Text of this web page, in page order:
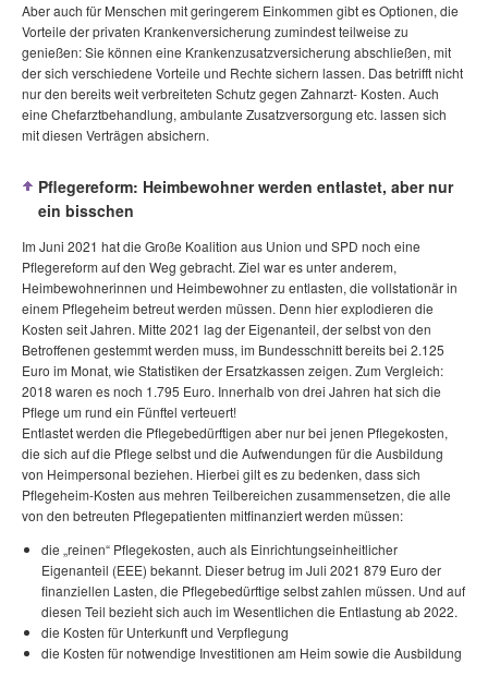
Aber auch für Menschen mit geringerem Einkommen gibt es Optionen, die
Vorteile der privaten Krankenversicherung zumindest teilweise zu
genießen: Sie können eine Krankenzusatzversicherung abschließen, mit
der sich verschiedene Vorteile und Rechte sichern lassen. Das betrifft nicht
nur den bereits weit verbreiteten Schutz gegen Zahnarzt- Kosten. Auch
eine Chefarztbehandlung, ambulante Zusatzversorgung etc. lassen sich
mit diesen Verträgen absichern.
Pflegereform: Heimbewohner werden entlastet, aber nur
ein bisschen
Im Juni 2021 hat die Große Koalition aus Union und SPD noch eine
Pflegereform auf den Weg gebracht. Ziel war es unter anderem,
Heimbewohnerinnen und Heimbewohner zu entlasten, die vollstationär in
einem Pflegeheim betreut werden müssen. Denn hier explodieren die
Kosten seit Jahren. Mitte 2021 lag der Eigenanteil, der selbst von den
Betroffenen gestemmt werden muss, im Bundesschnitt bereits bei 2.125
Euro im Monat, wie Statistiken der Ersatzkassen zeigen. Zum Vergleich:
2018 waren es noch 1.795 Euro. Innerhalb von drei Jahren hat sich die
Pflege um rund ein Fünftel verteuert!
Entlastet werden die Pflegebedürftigen aber nur bei jenen Pflegekosten,
die sich auf die Pflege selbst und die Aufwendungen für die Ausbildung
von Heimpersonal beziehen. Hierbei gilt es zu bedenken, dass sich
Pflegeheim-Kosten aus mehren Teilbereichen zusammensetzen, die alle
von den betreuten Pflegepatienten mitfinanziert werden müssen:
die „reinen“ Pflegekosten, auch als Einrichtungseinheitlicher
Eigenanteil (EEE) bekannt. Dieser betrug im Juli 2021 879 Euro der
finanziellen Lasten, die Pflegebedürftige selbst zahlen müssen. Und auf
diesen Teil bezieht sich auch im Wesentlichen die Entlastung ab 2022.
die Kosten für Unterkunft und Verpflegung
die Kosten für notwendige Investitionen am Heim sowie die Ausbildung